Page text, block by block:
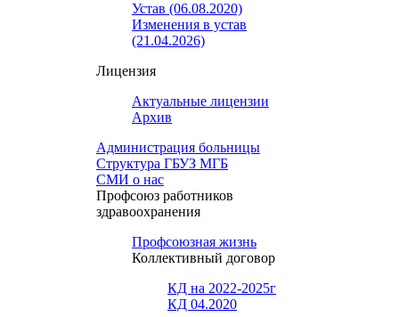
Устав (06.08.2020)
Изменения в устав
(21.04.2026)
Лицензия
Актуальные лицензии
Архив
Администрация больницы
Структура ГБУЗ МГБ
СМИ о нас
Профсоюз работников
здравоохранения
Профсоюзная жизнь
Коллективный договор
КД на 2022-2025г
КД 04.2020